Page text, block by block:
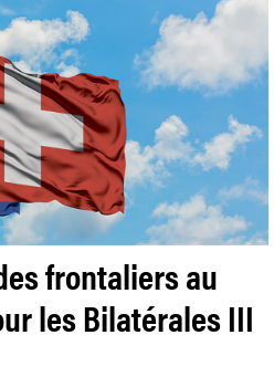
frontaliers au
les Bilatérales III